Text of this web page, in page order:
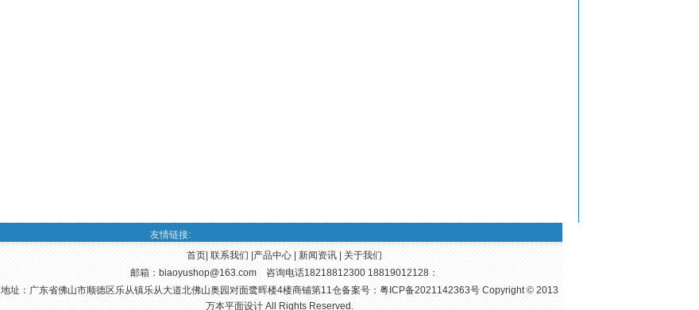
友情链接:
首页| 联系我们 产品中心| 新闻资讯| 关于我们
邮箱： biaoyushop@163.com咨询电话18218812300 18819012128：
地址：广东省佛山市顺德区乐从镇乐从大道北佛山奥园对面鹭晖楼4楼商铺第11仓备案号： 粤ICP备2021142363号Copyright © 2013
万本平面设计 All Rights Reserved.